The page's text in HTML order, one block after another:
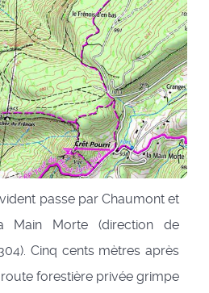
passe par Chaumont et
Main Morte (direction de
Cinq cents mètres après
forestière privée grimpe